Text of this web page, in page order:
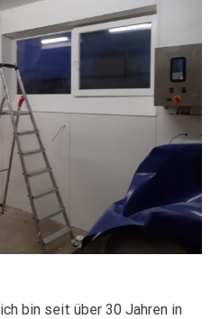
bin seit über 30 Jahren in